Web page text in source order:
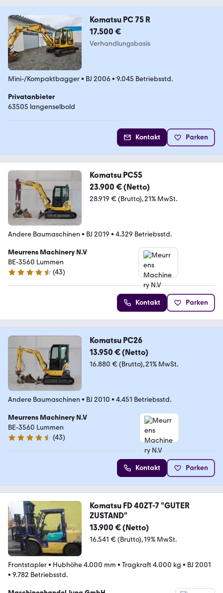
Komatsu PC 75 R
17.500 €
Verhandlungsbasis
Mini-/Kompaktbagger• BJ 2006• 9.045 Betriebsstd.
Privatanbieter
63505 langenselbold
Kontakt Parken
Komatsu PC55
23.900 € (Netto)
28.919 € (Brutto) 21% MwSt.
Andere Baumaschinen • BJ 2019 • 4.329 Betriebsstd.
Meurrens Machinery N.V
BE-3560 Lummen
4.5 Sterne
(43)
Kontakt Parken
Komatsu PC26
13.950 € (Netto)
16.880 € (Brutto) 21% MwSt.
Andere Baumaschinen • BJ 2010 • 4.451 Betriebsstd.
Meurrens Machinery N.V
BE-3560 Lummen
4.5 Sterne
(43)
Kontakt Parken
Komatsu FD 40ZT-7 "GUTER
ZUSTAND"
13.900 € (Netto)
16.541 € (Brutto) 19% MwSt.
Frontstapler• Hubhöhe 4.000 mm • Tragkraft 4.000 kg • BJ 2001
• 9.782 Betriebsstd.